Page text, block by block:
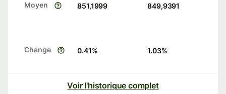
Moyen 851,1999 849,9391
Change 0.41% 1.03%
Voir l'historique complet